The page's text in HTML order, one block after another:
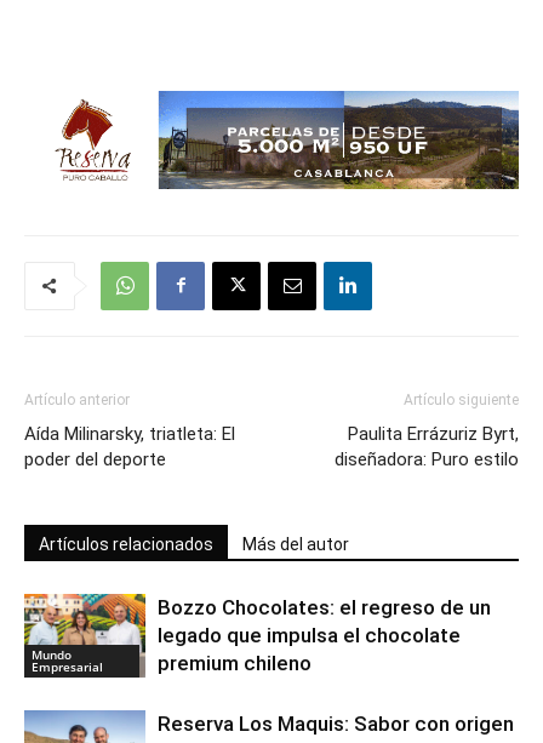
Artículo anterior
Aída Milinarsky, triatleta: El
poder del deporte
Artículo siguiente
Paulita Errázuriz Byrt,
diseñadora: Puro estilo
Artículos relacionados Más del autor
Mundo
Empresarial
Bozzo Chocolates: el regreso de un
legado que impulsa el chocolate
premium chileno
Reserva Los Maquis: Sabor con origen